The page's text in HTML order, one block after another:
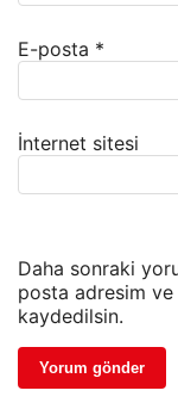
E-posta *
İnternet sitesi
Daha sonraki
posta adresim ve
kaydedilsin.